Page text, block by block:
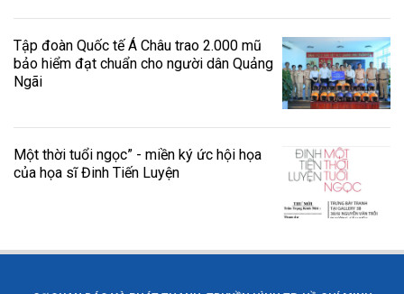
Tập đoàn Quốc tế Á Châu trao 2.000 mũ
bảo hiểm đạt chuẩn cho người dân Quảng
Ngãi
Một thời tuổi ngọc” - miền ký ức hội họa
của họa sĩ Đinh Tiến Luyện